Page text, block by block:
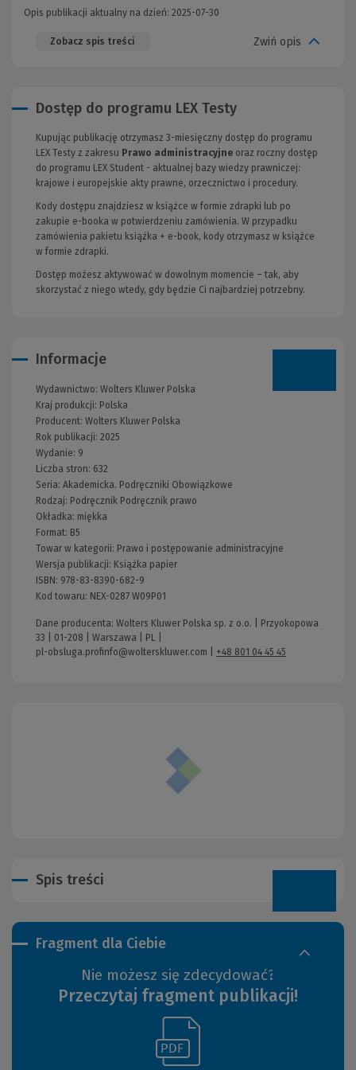
Opis publikacji aktualny na dzień: 2025-07-30
Zobacz spis treści Zwiń opis
Dostęp do programu LEX Testy
Kupując publikację otrzymasz 3-miesięczny dostęp do programu
LEX Testy z zakresu Prawo administracyjne oraz roczny dostęp
do programu LEX Student - aktualnej bazy wiedzy prawniczej:
krajowe i europejskie akty prawne, orzecznictwo i procedury.
Kody dostępu znajdziesz w książce w formie zdrapki lub po
zakupie e-booka w potwierdzeniu zamówienia. W przypadku
zamówienia pakietu książka + e-book, kody otrzymasz w książce
w formie zdrapki.
Dostęp możesz aktywować w dowolnym momencie – tak, aby
skorzystać z niego wtedy, gdy będzie Ci najbardziej potrzebny.
Fragment dla Ciebie
Nie możesz się zdecydować?
Przeczytaj fragment publikacji!
(Nowe
okno)
innej
Informacje
Wydawnictwo: Wolters Kluwer Polska
Kraj produkcji: Polska
Producent: Wolters Kluwer Polska
Rok publikacji: 2025
Wydanie: 9
Liczba stron: 632
Seria: Akademicka. Podręczniki Obowiązkowe
Rodzaj: Podręcznik Podręcznik prawo
Okładka: miękka
Format: B5
Towar w kategorii: Prawo i postępowanie administracyjne
Wersja publikacji: Książka papier
ISBN: 978-83-8390-682-9
Kod towaru: NEX-0287 W09P01
Dane producenta: Wolters Kluwer Polska sp. z o.o. | Przyokopowa
33 | 01-208 | Warszawa | PL |
pl-obsluga.profinfo@wolterskluwer.com
+48 801 04 45 45
Spis treści